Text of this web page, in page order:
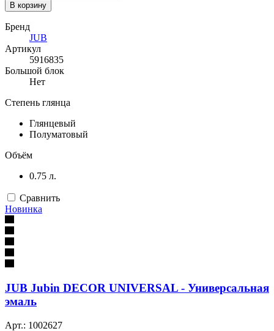
В корзину
Бренд
JUB
Артикул
5916835
Большой блок
Нет
Степень глянца
Глянцевый
Полуматовый
Объём
0.75 л.
Сравнить
Новинка
JUB Jubin DECOR UNIVERSAL - Универсальная
эмаль
Арт.: 1002627